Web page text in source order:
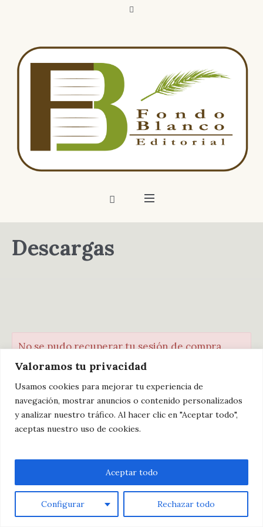
Valoramos tu privacidad
Usamos cookies para mejorar tu experiencia de
navegación, mostrar anuncios o contenido personalizados
y analizar nuestro tráfico. Al hacer clic en "Aceptar todo",
aceptas nuestro uso de cookies.
Configurar Rechazar todo
Aceptar todo
Descargas
No se pudo recuperar tu sesión de compra.
Política de privacidad
/ Fondo Blanco Editorial ©
2023 / Derechos reservados